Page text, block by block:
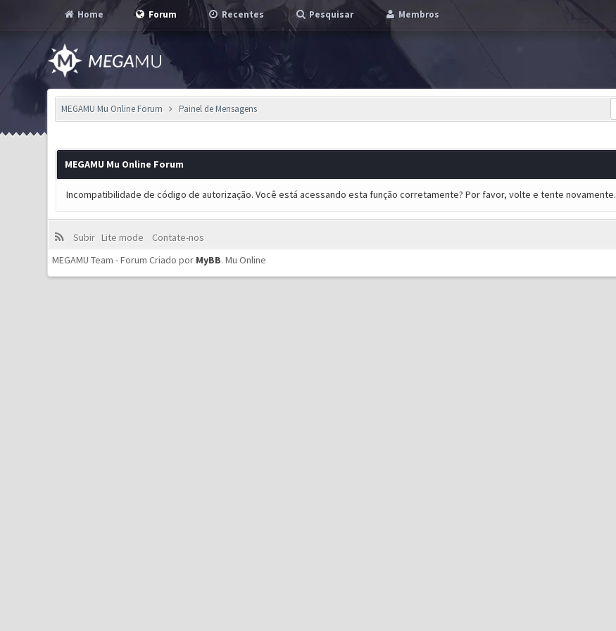
Home Forum Recentes Pesquisar Membros
MEGAMU Mu Online Forum Painel de Mensagens
MEGAMU Mu Online Forum
Incompatibilidade de código de autorização. Você está acessando esta função corretamente? Por favor, volte e tente novamente.
Subir Lite mode
Contate-nos
MEGAMU Team - Forum Criado por MyBB.Mu Online